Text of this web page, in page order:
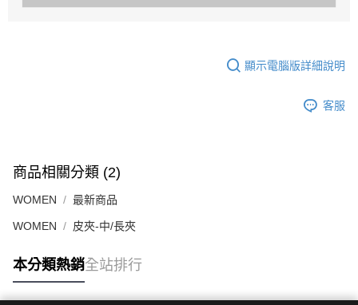
顯示電腦版詳細說明
客服
商品相關分類 (2)
WOMEN 最新商品
WOMEN 皮夾-中/長夾
本分類熱銷全站排行